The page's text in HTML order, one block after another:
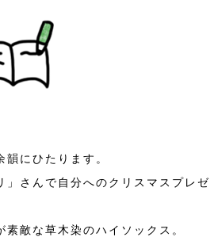
韻にひたります。
さんで自分へのクリスマスプレゼ
敵な草木染のハイソックス。